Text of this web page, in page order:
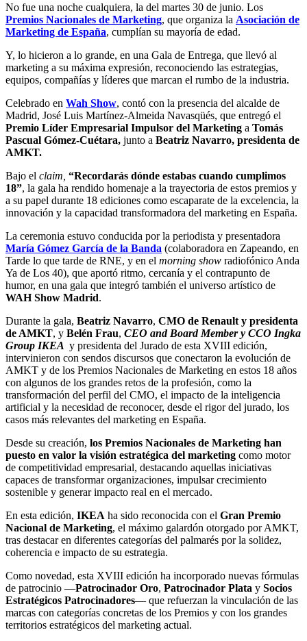
No fue una noche cualquiera, la del martes 30 de junio. Los
Premios Nacionales de Marketing, que organiza la Asociación de
Marketing de España, cumplían su mayoría de edad.
Y, lo hicieron a lo grande, en una Gala de Entrega, que llevó al
marketing a su máxima expresión, reconociendo las estrategias,
equipos, compañías y líderes que marcan el rumbo de la industria.
Celebrado en Wah Show, contó con la presencia del alcalde de
Madrid, José Luis Martínez-Almeida Navasqüés, que entregó el
Premio Líder Empresarial Impulsor del Marketing a Tomás
Pascual Gómez-Cuétara, junto a Beatriz Navarro, presidenta de
AMKT.
Bajo el claim, “Recordarás dónde estabas cuando cumplimos
18”, la gala ha rendido homenaje a la trayectoria de estos premios y
a su papel durante 18 ediciones como escaparate de la excelencia, la
innovación y la capacidad transformadora del marketing en España.
La ceremonia estuvo conducida por la periodista y presentadora
María Gómez García de la Banda (colaboradora en Zapeando, en
Tarde lo que tarde de RNE, y en el morning show radiofónico Anda
Ya de Los 40), que aportó ritmo, cercanía y el contrapunto de
humor, en una gala que integró también el universo artístico de
WAH Show Madrid.
Durante la gala, Beatriz Navarro, CMO de Renault y presidenta
de AMKT, y Belén Frau, CEO and Board Member y CCO Ingka
Group IKEA y presidenta del Jurado de esta XVIII edición,
intervinieron con sendos discursos que conectaron la evolución de
AMKT y de los Premios Nacionales de Marketing en estos 18 años
con algunos de los grandes retos de la profesión, como la
transformación del perfil del CMO, el impacto de la inteligencia
artificial y la necesidad de reconocer, desde el rigor del jurado, los
casos más relevantes del marketing en España.
Desde su creación, los Premios Nacionales de Marketing han
puesto en valor la visión estratégica del marketing como motor
de competitividad empresarial, destacando aquellas iniciativas
capaces de transformar organizaciones, impulsar crecimiento
sostenible y generar impacto real en el mercado.
En esta edición, IKEA ha sido reconocida con el Gran Premio
Nacional de Marketing, el máximo galardón otorgado por AMKT,
tras destacar en diferentes categorías del palmarés por la solidez,
coherencia e impacto de su estrategia.
Como novedad, esta XVIII edición ha incorporado nuevas fórmulas
de patrocinio —Patrocinador Oro, Patrocinador Plata y Socios
Estratégicos Patrocinadores— que refuerzan la vinculación de las
marcas con categorías concretas de los Premios y con los grandes
territorios estratégicos del marketing actual.